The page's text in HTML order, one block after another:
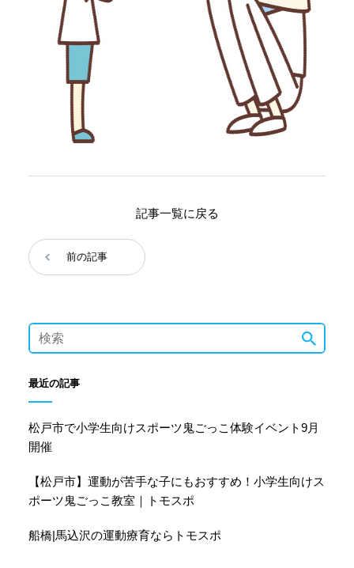
前の記事
記事一覧に戻る
最近の記事
松戸市で小学生向けスポーツ鬼ごっこ体験イベント9月
開催
【松戸市】運動が苦手な子にもおすすめ！小学生向けス
ポーツ鬼ごっこ教室｜トモスポ
船橋|馬込沢の運動療育ならトモスポ